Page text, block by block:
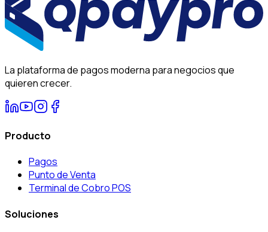
La plataforma de pagos moderna para negocios que
quieren crecer.
Producto
Pagos
Punto de Venta
Terminal de Cobro POS
Soluciones